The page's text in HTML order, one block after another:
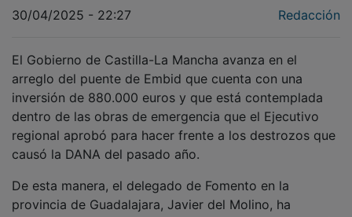
30/04/2025 - 22:27 Redacción
El Gobierno de Castilla-La Mancha avanza en el
arreglo del puente de Embid que cuenta con una
inversión de 880.000 euros y que está contemplada
dentro de las obras de emergencia que el Ejecutivo
regional aprobó para hacer frente a los destrozos que
causó la DANA del pasado año.
De esta manera, el delegado de Fomento en la
provincia de Guadalajara, Javier del Molino, ha